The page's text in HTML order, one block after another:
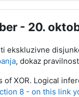
- 20.
ekskluzivne
, dokaz
of XOR. Logical
8 - on this link